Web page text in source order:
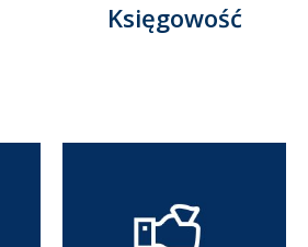
Księgowość